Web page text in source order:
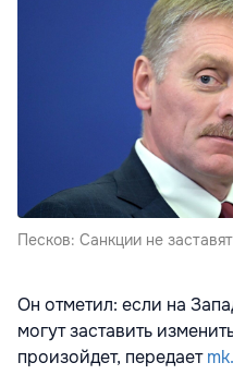
Песков: Санкции не
Он отметил: если на
могут заставить
произойдет, передает